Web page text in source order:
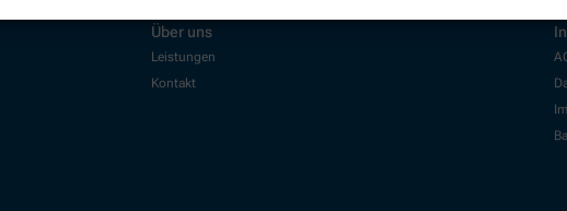
Über uns
Leistungen
Kontakt